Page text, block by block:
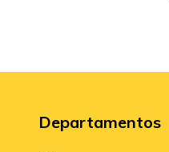
Departamentos